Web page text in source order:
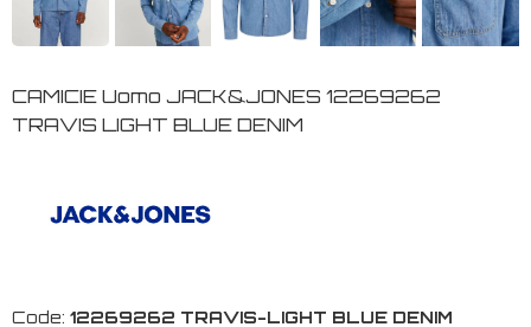
CAMICIE Uomo JACK&JONES 12269262
TRAVIS LIGHT BLUE DENIM
Code: 12269262 TRAVIS-LIGHT BLUE DENIM